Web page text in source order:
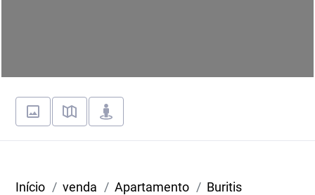
Início venda Apartamento Buritis